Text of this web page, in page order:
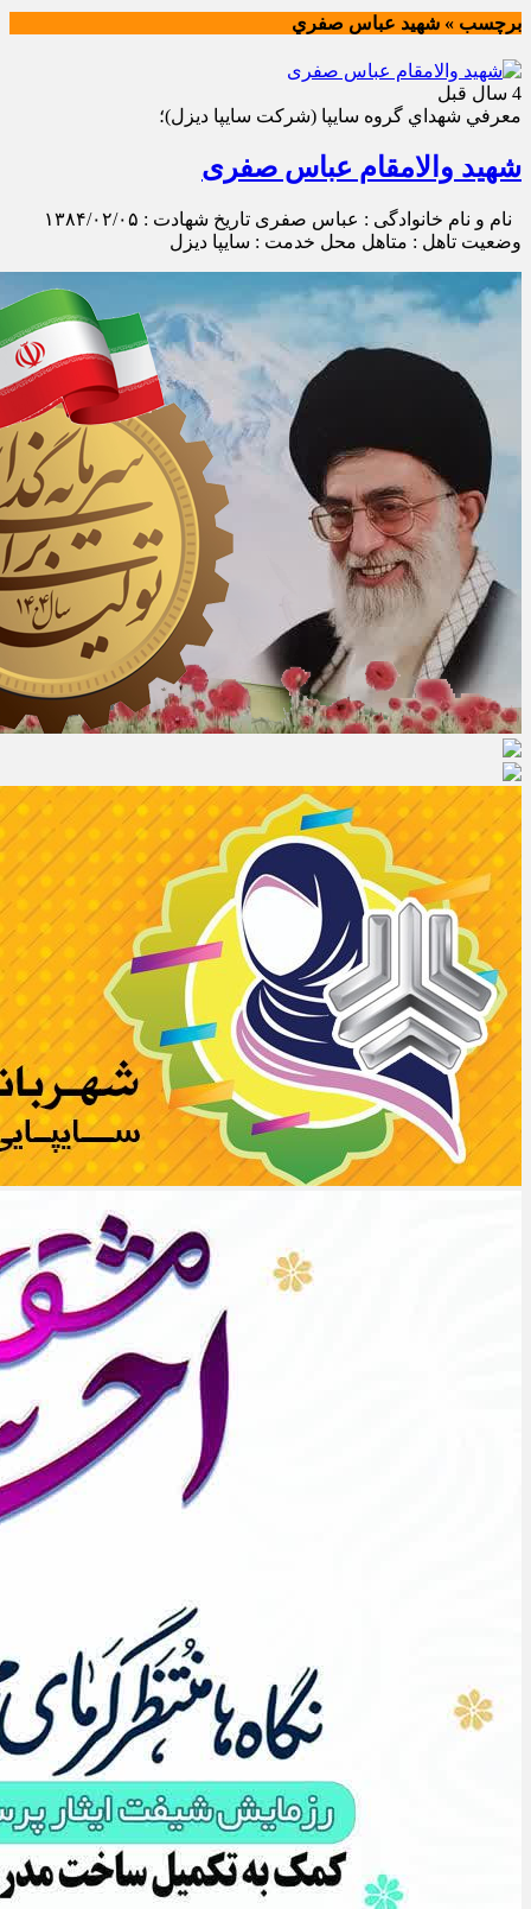
برچسب » شهيد عباس صفري
4 سال قبل
معرفي شهداي گروه سايپا (شركت سايپا ديزل)؛
شهید والامقام عباس صفری
نام و نام خانوادگی : عباس صفری تاریخ شهادت : ۱۳۸۴/۰۲/۰۵
وضعیت تاهل : متاهل محل خدمت : سایپا دیزل